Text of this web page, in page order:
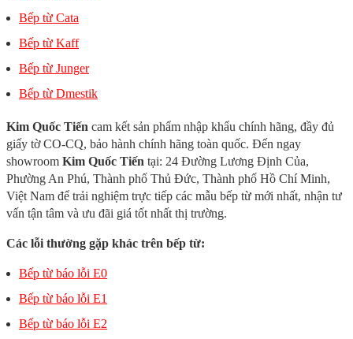
Bếp từ Cata
Bếp từ Kaff
Bếp từ Junger
Bếp từ Dmestik
Kim Quốc Tiến cam kết sản phẩm nhập khẩu chính hãng, đầy đủ
giấy tờ CO-CQ, bảo hành chính hãng toàn quốc. Đến ngay
showroom Kim Quốc Tiến tại: 24 Đường Lương Định Của,
Phường An Phú, Thành phố Thủ Đức, Thành phố Hồ Chí Minh,
Việt Nam để trải nghiệm trực tiếp các mẫu bếp từ mới nhất, nhận tư
vấn tận tâm và ưu đãi giá tốt nhất thị trường.
Các lỗi thường gặp khác trên bếp từ:
Bếp từ báo lỗi E0
Bếp từ báo lỗi E1
Bếp từ báo lỗi E2